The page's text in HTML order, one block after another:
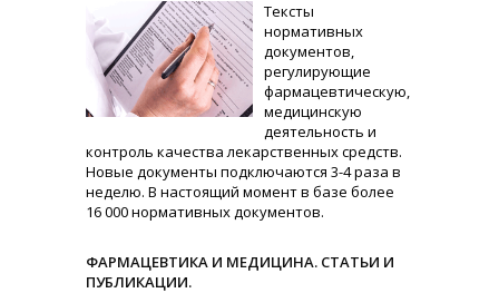
Тексты
нормативных
документов,
регулирующие
фармацевтическую,
медицинскую
деятельность и
контроль качества лекарственных средств.
Новые документы подключаются 3-4 раза в
неделю. В настоящий момент в базе более
16 000 нормативных документов.
ФАРМАЦЕВТИКА И МЕДИЦИНА. СТАТЬИ И
ПУБЛИКАЦИИ.